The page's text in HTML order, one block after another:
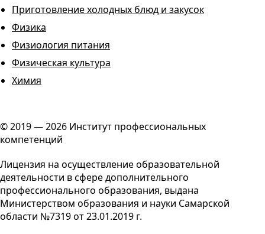
Приготовление холодных блюд и закусок
Физика
Физиология питания
Физическая культура
Химия
© 2019 — 2026 Институт профессиональных
компетенций
Лицензия на осуществление образовательной
деятельности в сфере дополнительного
профессионального образования, выдана
Министерством образования и науки Самарской
области №7319 от 23.01.2019 г.